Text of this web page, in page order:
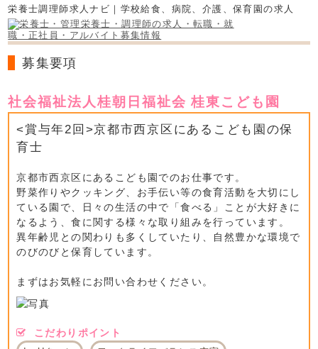
栄養士調理師求人ナビ｜学校給食、病院、介護、保育園の求人
募集要項
社会福祉法人桂朝日福祉会 桂東こども園
<賞与年2回>京都市西京区にあるこども園の保
育士
京都市西京区にあるこども園でのお仕事です。
野菜作りやクッキング、お手伝い等の食育活動を大切にし
ている園で、日々の生活の中で「食べる」ことが大好きに
なるよう、食に関する様々な取り組みを行っています。
異年齢児との関わりも多くしていたり、自然豊かな環境で
のびのびと保育しています。
まずはお気軽にお問い合わせください。
こだわりポイント